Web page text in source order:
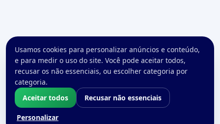
Usamos cookies para personalizar anúncios e conteúdo,
e para medir o uso do site. Você pode aceitar todos,
recusar os não essenciais, ou escolher categoria por
categoria.
Aceitar todos
Recusar não essenciais
Personalizar